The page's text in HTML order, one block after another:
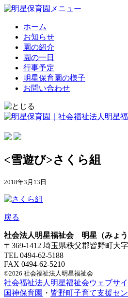
ホーム
お知らせ
園の紹介
園の一日
行事予定
明星保育園の様子
お問い合わせ
<雪遊び>さくら組
2018年3月13日
戻る
社会法人明星福祉会 明星（みょ
〒369-1412 埼玉県秩父郡皆野町大
TEL 0494-62-5188
FAX 0494-62-5210
©2026 社会福祉法人明星福祉会
社会福祉法人明星福祉会ウェブサイ
国神保育園 ・ 皆野町子育て支援セ